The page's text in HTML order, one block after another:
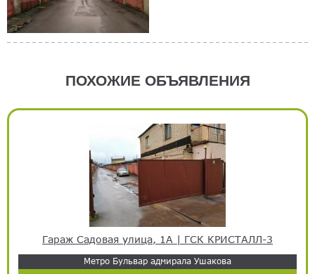
ПОХОЖИЕ ОБЪЯВЛЕНИЯ
Гараж Садовая улица, 1А | ГСК КРИСТАЛЛ-3
Метро Бульвар адмирала Ушакова